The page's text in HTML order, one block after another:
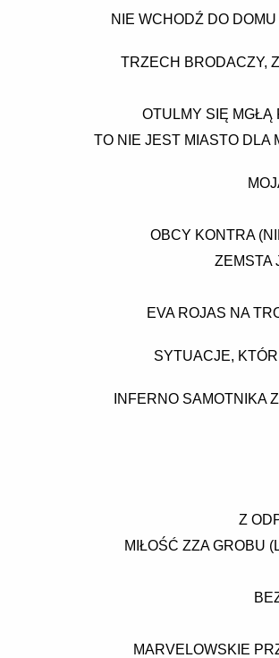
NIE WCHODŹ DO
TRZECH BRODACZY,
OTULMY SIĘ MGŁĄ
TO NIE JEST MIASTO DLA
OBCY KONTRA
ZEMSTA
EVA ROJAS NA
SYTUACJE,
INFERNO SAMOTNIKA
Z
MIŁOŚĆ ZZA GROBU
MARVELOWSKIE